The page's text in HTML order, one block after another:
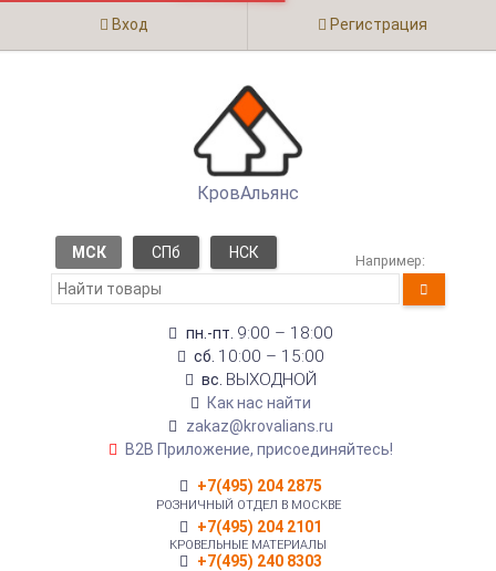
Вход Регистрация
КровАльянс
МСК СПб НСК Например:
пн.-пт. 9:00 – 18:00
сб. 10:00 – 15:00
вс. ВЫХОДНОЙ
Как нас найти
zakaz@krovalians.ru
B2B Приложение, присоединяйтесь!
+7(495) 204 2875
РОЗНИЧНЫЙ ОТДЕЛ В МОСКВЕ
+7(495) 204 2101
КРОВЕЛЬНЫЕ МАТЕРИАЛЫ
+7(495) 240 8303